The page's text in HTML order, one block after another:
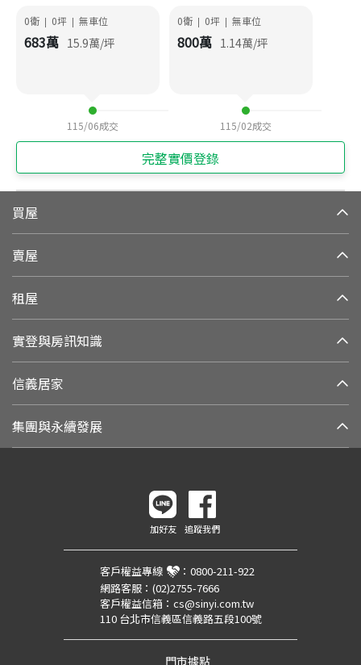
0衛 | 0坪 | 無車位
683萬 15.9萬/坪
115/06成交
0衛 | 0坪 | 無車位
800萬 1.14萬/坪
115/02成交
完整實價登錄
買屋
賣屋
租屋
實登與房訊知識
信義居家
集團與永續發展
加好友 追蹤我們
客戶權益專線 ： 0800-211-922
網路客服： (02)2755-7666
客戶權益信箱： cs@sinyi.com.tw
110 台北市信義區信義路五段100號
門市據點